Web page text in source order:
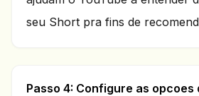
seu Short pra fins de
Passo 4: Configure as opcoes